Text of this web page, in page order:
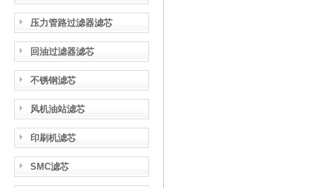
压力管路过滤器滤芯
回油过滤器滤芯
不锈钢滤芯
风机油站滤芯
印刷机滤芯
SMC滤芯